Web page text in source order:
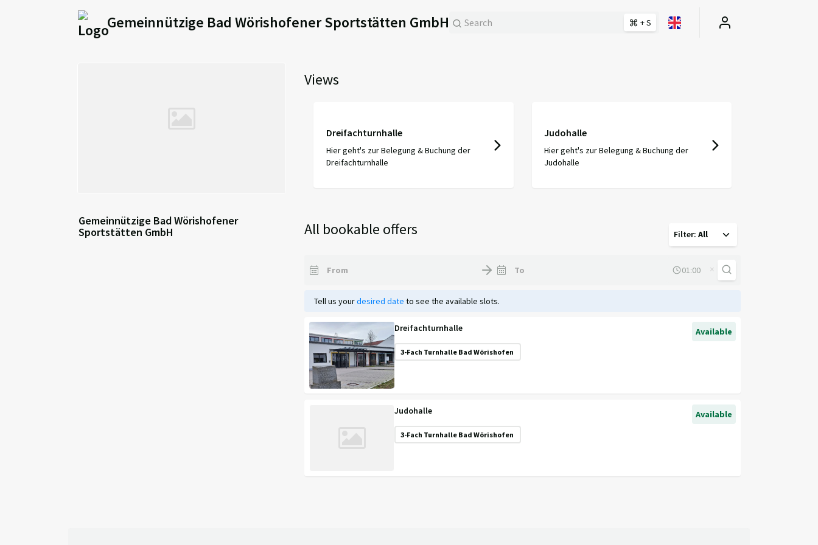
Gemeinnützige Bad Wörishofener Sportstätten GmbH + S
Gemeinnützige Bad Wörishofener
Sportstätten GmbH
Views
Dreifachturnhalle
Hier geht's zur Belegung & Buchung der
Dreifachturnhalle
Judohalle
Hier geht's zur Belegung & Buchung der
Judohalle
All bookable offers Filter: All
×
Tell us yourdesired date to see the available slots.
Dreifachturnhalle
3-Fach Turnhalle Bad Wörishofen
Available
Judohalle
3-Fach Turnhalle Bad Wörishofen
Available